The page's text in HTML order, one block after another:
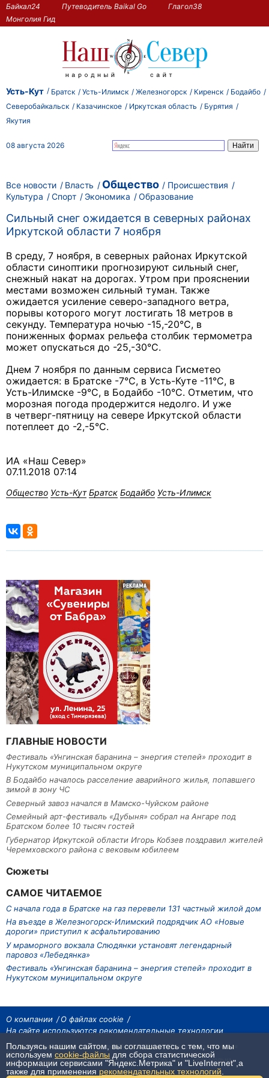
Байкал24 Путеводитель Baikal Go
Глагол38
Монголия Гид
Усть-Кут Братск Усть-Илимск Железногорск Киренск
Бодайбо
Северобайкальск
Казачинское Иркутская область
Бурятия
Якутия
08 августа 2026
Все новости Власть Общество
Происшествия
Культура
Спорт Экономика Образование
Cильный снег ожидается в северных районах
Иркутской области 7 ноября
В среду, 7 ноября, в северных районах Иркутской
области синоптики прогнозируют сильный снег,
снежный накат на дорогах. Утром при прояснении
местами возможен сильный туман. Также
ожидается усиление северо-западного ветра,
порывы которого могут лостигать 18 метров в
секунду. Температура ночью -15,-20°С, в
пониженных формах рельефа столбик термометра
может опускаться до -25,-30°С.
Днем 7 ноября по данным сервиса Гисметео
ожидается: в Братске -7°С, в Усть-Куте -11°С, в
Усть-Илимске -9°С, в Бодайбо -10°С. Отметим, что
морозная погода продержится недолго. И уже
в четверг-пятницу на севере Иркутской области
потеплеет до -2,-5°С.
ИА «Наш Север»
07.11.2018 07:14
Общество Усть-Кут Братск Бодайбо Усть-Илимск
ГЛАВНЫЕ НОВОСТИ
Фестиваль «Унгинская баранина – энергия степей» проходит в
Нукутском муниципальном округе
В Бодайбо началось расселение аварийного жилья, попавшего
зимой в зону ЧС
Северный завоз начался в Мамско-Чуйском районе
Семейный арт-фестиваль «Дубыня» собрал на Ангаре под
Братском более 10 тысяч гостей
Губернатор Иркутской области Игорь Кобзев поздравил жителей
Черемховского района с вековым юбилеем
Сюжеты
САМОЕ ЧИТАЕМОЕ
С начала года в Братске на газ перевели 131 частный жилой дом
На въезде в Железногорск-Илимский подрядчик АО «Новые
дороги» приступил к асфальтированию
У мраморного вокзала Слюдянки установят легендарный
паровоз «Лебедянка»
Фестиваль «Унгинская баранина – энергия степей» проходит в
Нукутском муниципальном округе
О компании
О файлах cookie
На сайте используются рекомендательные технологии
На сайте размещаются материалы ИА «Наш Север». Все права охраняются
законом.
При использовании материалов агентства на других сайтах, обязательна
гиперссылка.
Пользуясь нашим сайтом, вы соглашаетесь с тем, что мы
используем cookie-файлы для сбора статистической
информации сервисами "Яндекс.Метрика" и "LiveInternet",а
также для применения рекомендательных технологий